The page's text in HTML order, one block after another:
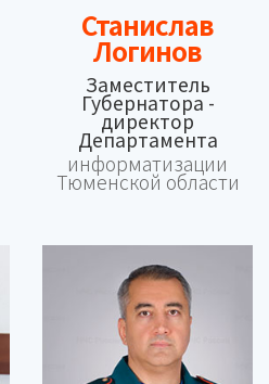
Станислав
Логинов
Заместитель
Губернатора -
директор
Департамента
информатизации
Тюменской области